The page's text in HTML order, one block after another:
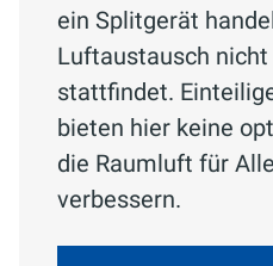
ein Splitgerät
Luftaustausch nicht
stattfindet.
bieten hier keine
die Raumluft für
verbessern.